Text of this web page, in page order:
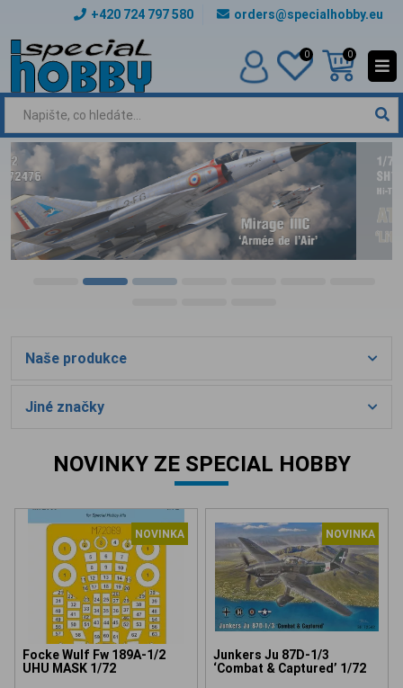
orders@specialhobby.eu
+420 724 797 580
0 0
Naše produkce
Jiné značky
NOVINKY ZE SPECIAL HOBBY
NOVINKA
Focke Wulf Fw 189A-1/2
UHU MASK 1/72
NOVINKA
Junkers Ju 87D-1/3
‘Combat & Captured’ 1/72